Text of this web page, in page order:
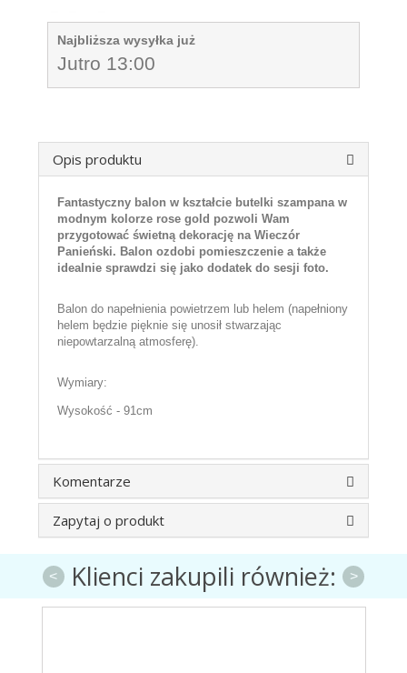
Najbliższa wysyłka już
Jutro 13:00
Opis produktu
Fantastyczny balon w kształcie butelki szampana w
modnym kolorze rose gold pozwoli Wam
przygotować świetną dekorację na Wieczór
Panieński. Balon ozdobi pomieszczenie a także
idealnie sprawdzi się jako dodatek do sesji foto.
Balon do napełnienia powietrzem lub helem (napełniony
helem będzie pięknie się unosił stwarzając
niepowtarzalną atmosferę).
Wymiary:
Wysokość - 91cm
Komentarze
Zapytaj o produkt
Klienci zakupili również:
< >